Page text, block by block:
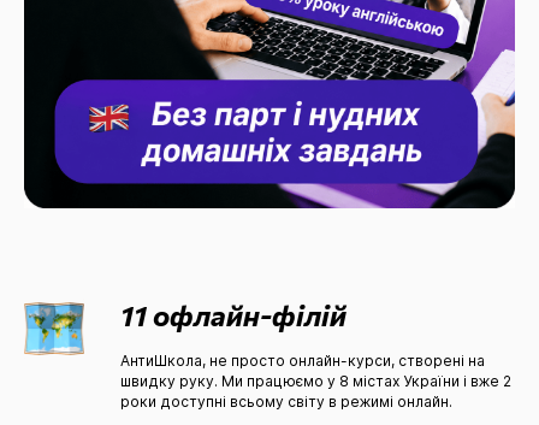
11 офлайн-філій
АнтиШкола, не просто онлайн-курси, створені на
швидку руку. Ми працюємо у 8 містах України і вже 2
роки доступні всьому світу в режимі онлайн.